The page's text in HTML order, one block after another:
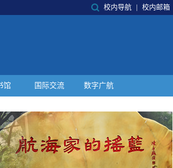
校内导航 校内邮箱
馆 国际交流 数字广航